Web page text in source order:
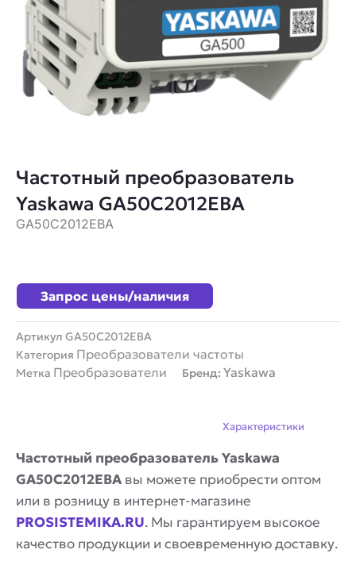
Частотный преобразователь
Yaskawa GA50C2012EBA
GA50C2012EBA
Запрос цены/наличия
Артикул GA50C2012EBA
Категория Преобразователи частоты
Метка Преобразователи Бренд: Yaskawa
Характеристики
Частотный преобразователь Yaskawa
GA50C2012EBA вы можете приобрести оптом
или в розницу в интернет-магазине
PROSISTEMIKA.RU. Мы гарантируем высокое
качество продукции и своевременную доставку.